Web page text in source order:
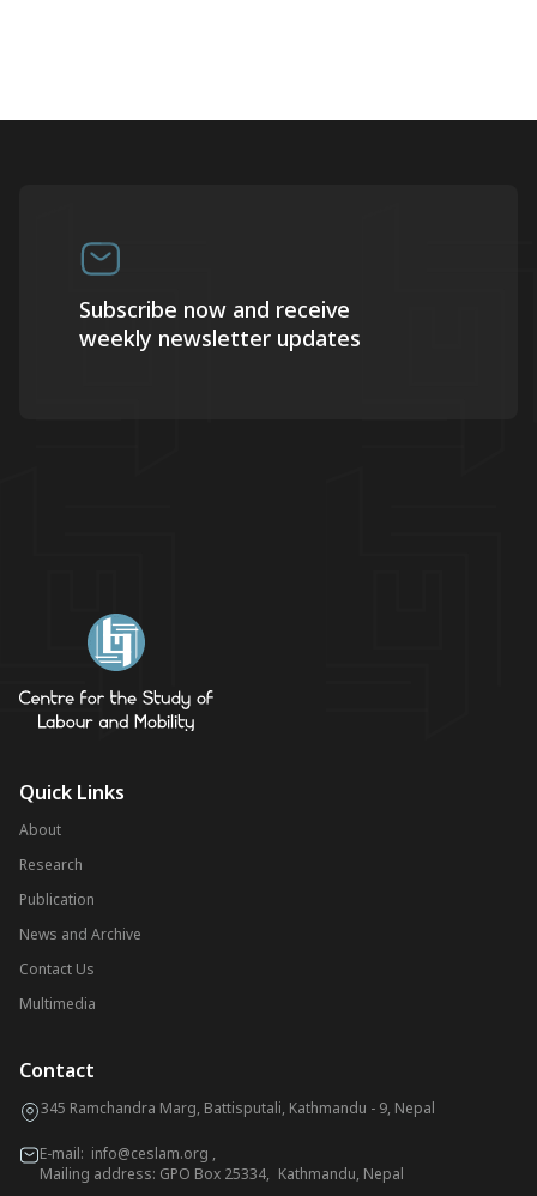
Subscribe now and receive
weekly newsletter updates
Quick Links
About
Research
Publication
News and Archive
Contact Us
Multimedia
Contact
345 Ramchandra Marg, Battisputali, Kathmandu - 9, Nepal
E-mail: info@ceslam.org ,
Mailing address: GPO Box 25334, Kathmandu, Nepal